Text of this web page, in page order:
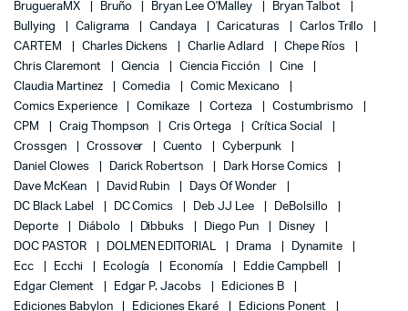
BrugueraMX
Bruño Bryan Lee O'Malley
Bryan Talbot
Bullying
Caligrama Candaya Caricaturas
Carlos Trillo
CARTEM
Charles Dickens Charlie Adlard
Chepe Ríos
Chris Claremont
Ciencia Ciencia Ficción
Cine
Claudia Martinez
Comedia
Comic Mexicano
Comics Experience
Comikaze Corteza
Costumbrismo
CPM
Craig Thompson Cris Ortega
Crítica Social
Crossgen
Crossover Cuento
Cyberpunk
Daniel Clowes
Darick Robertson
Dark Horse Comics
Dave McKean
David Rubin
Days Of Wonder
DC Black Label
DC Comics Deb JJ Lee
DeBolsillo
Deporte
Diábolo Dibbuks Diego Pun
Disney
DOC PASTOR
DOLMEN EDITORIAL Drama
Dynamite
Ecc
Ecchi Ecología Economía
Eddie Campbell
Edgar Clement
Edgar P. Jacobs
Ediciones B
Ediciones Babylon
Ediciones Ekaré
Edicions Ponent